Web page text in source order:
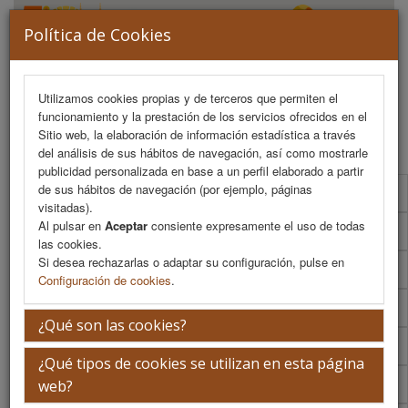
Política de Cookies
Utilizamos cookies propias y de terceros que permiten el
funcionamiento y la prestación de los servicios ofrecidos en el
Sitio web, la elaboración de información estadística a través
del análisis de sus hábitos de navegación, así como mostrarle
publicidad personalizada en base a un perfil elaborado a partir
de sus hábitos de navegación (por ejemplo, páginas
visitadas).
Al pulsar en Aceptar consiente expresamente el uso de todas
las cookies.
Si desea rechazarlas o adaptar su configuración, pulse en
Configuración de cookies.
¿Qué son las cookies?
¿Qué tipos de cookies se utilizan en esta página
web?
MENU
Programa Científico
Programa Científico (PDF)
Cronograma Programa Científico
Normativa comunicaciones
Envío de comunicaciones
Descargar normativa